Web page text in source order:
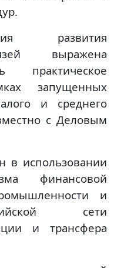
развития
выражена
практическое
запущенных
и среднего
с Деловым
в использовании
финансовой
и
сети
и трансфера